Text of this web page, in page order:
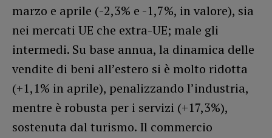
marzo e aprile (-2,3% e -1,7%, in valore), sia
nei mercati UE che extra-UE; male gli
intermedi. Su base annua, la dinamica delle
vendite di beni all’estero si è molto ridotta
(+1,1% in aprile), penalizzando l’industria,
mentre è robusta per i servizi (+17,3%),
sostenuta dal turismo. Il commercio